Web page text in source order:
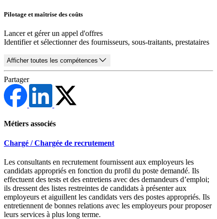
Pilotage et maîtrise des coûts
Lancer et gérer un appel d'offres
Identifier et sélectionner des fournisseurs, sous-traitants, prestataires
Afficher toutes les compétences
Partager
Métiers associés
Chargé / Chargée de recrutement
Les consultants en recrutement fournissent aux employeurs les
candidats appropriés en fonction du profil du poste demandé. Ils
effectuent des tests et des entretiens avec des demandeurs d’emploi;
ils dressent des listes restreintes de candidats à présenter aux
employeurs et aiguillent les candidats vers des postes appropriés. Ils
entretiennent de bonnes relations avec les employeurs pour proposer
leurs services à plus long terme.